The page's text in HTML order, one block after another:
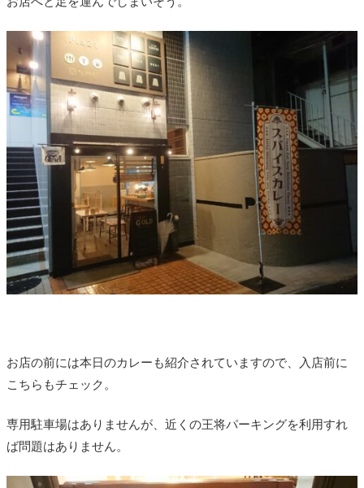
お店の前には本日のカレーも紹介されていますので、入店前に
こちらもチェック。
専用駐車場はありませんが、近くの王将パーキングを利用すれ
ば問題はありません。